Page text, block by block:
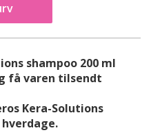
shampoo 200 ml
få varen tilsendt
Kera-Solutions
hverdage.